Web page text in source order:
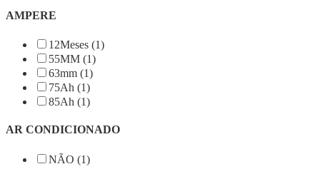
AMPERE
12Meses (1)
55MM (1)
63mm (1)
75Ah (1)
85Ah (1)
AR CONDICIONADO
NÃO (1)